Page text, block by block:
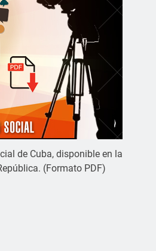
de Cuba, disponible en la
(Formato PDF)